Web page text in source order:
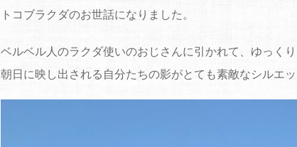
トコブラクダのお世話になりました。
ベルベル人のラクダ使いのおじさんに引かれて、ゆっくり
朝日に映し出される自分たちの影がとても素敵なシルエ